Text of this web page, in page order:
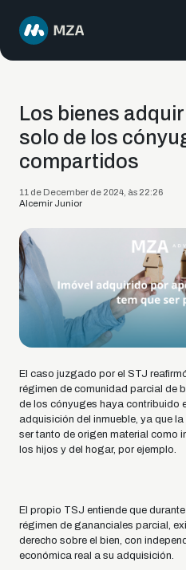
Los bienes
solo de los
compartidos
11 de December de 2024, às 22:26
Alcemir Junior
El caso juzgado por el STJ
régimen de comunidad parcial de
de los cónyuges haya contribuido
adquisición del inmueble, ya que
ser tanto de origen material como
los hijos y del hogar, por ejemplo.
El propio TSJ entiende que
régimen de gananciales parcial,
derecho sobre el bien, con
económica real a su adquisición.